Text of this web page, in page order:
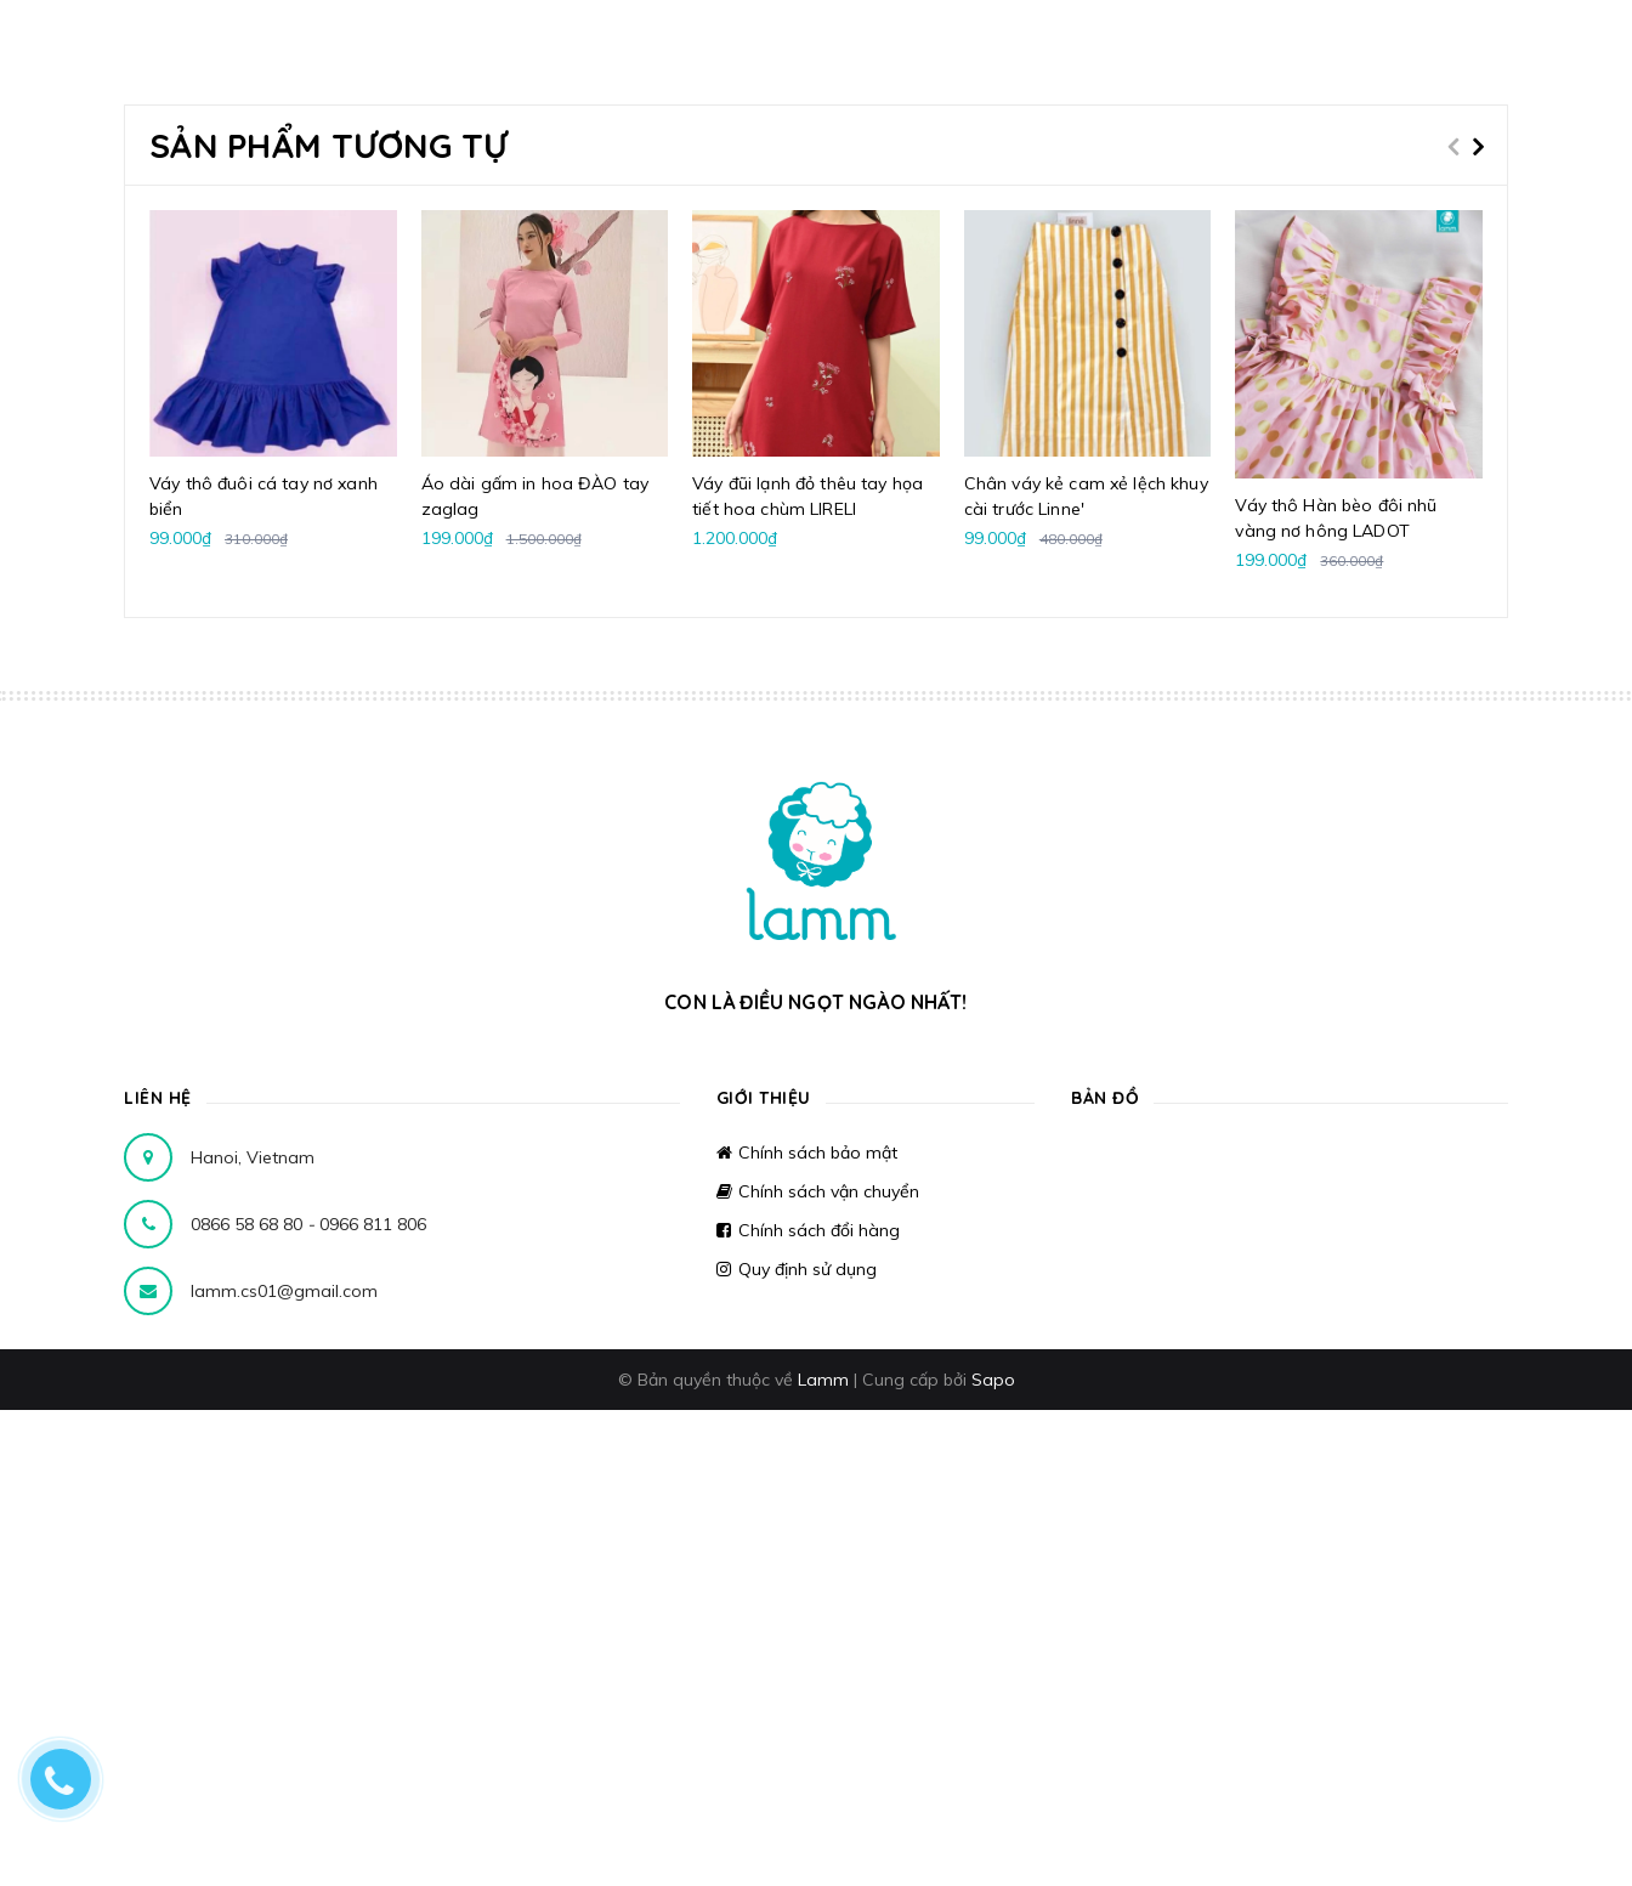
SẢN PHẨM TƯƠNG TỰ
Váy thô đuôi cá tay nơ xanh
biển
99.000₫
310.000₫
Áo dài gấm in hoa ĐÀO tay
zaglag
199.000₫
1.500.000₫
Váy đũi lạnh đỏ thêu tay họa
tiết hoa chùm LIRELI
1.200.000₫
Chân váy kẻ cam xẻ lệch khuy
cài trước Linne'
99.000₫
480.000₫
Váy thô Hàn bèo đôi nhũ
vàng nơ hông LADOT
199.000₫
360.000₫
CON LÀ ĐIỀU NGỌT NGÀO NHẤT!
LIÊN HỆ
Hanoi, Vietnam
0866 58 68 80 - 0966 811 806
lamm.cs01@gmail.com
GIỚI THIỆU
Chính sách bảo mật
Chính sách vận chuyển
Chính sách đổi hàng
Quy định sử dụng
BẢN ĐỒ
© Bản quyền thuộc về Lamm | Cung cấp bởi Sapo